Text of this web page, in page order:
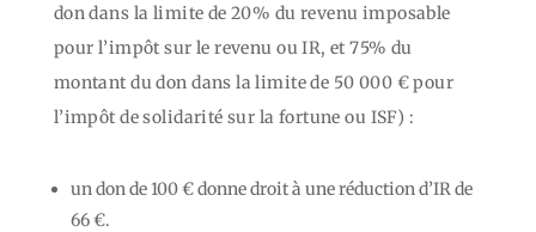
don dans la limite de 20% du revenu imposable
pour l’impôt sur le revenu ou IR, et 75% du
montant du don dans la limite de 50 000 € pour
l’impôt de solidarité sur la fortune ou ISF) :
un don de 100 € donne droit à une réduction d’IR de
66 €.